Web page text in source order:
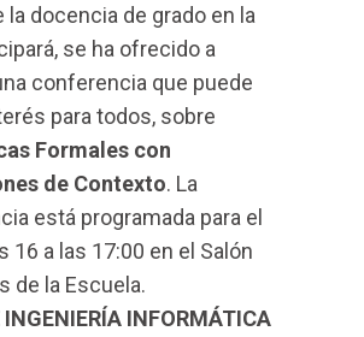
la docencia de grado en la
se ha ofrecido a
conferencia que puede
para todos, sobre
Formales con
de Contexto. La
está programada para el
16 a las 17:00 en el Salón
de la Escuela.
INGENIERÍA INFORMÁTICA